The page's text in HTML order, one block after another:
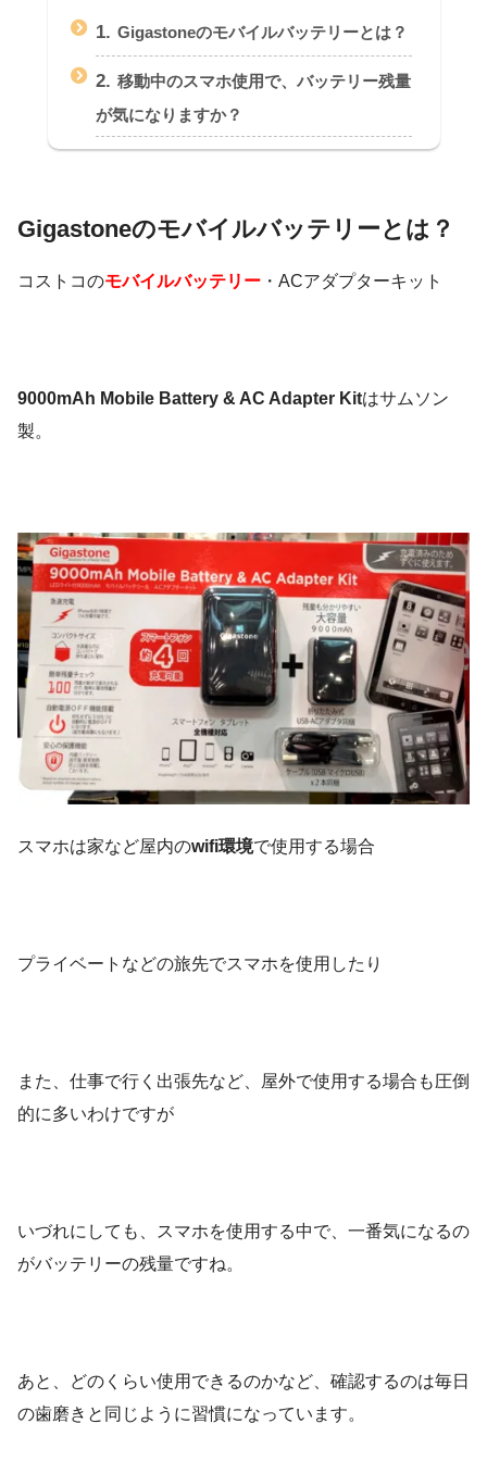
1. Gigastoneのモバイルバッテリーとは？
2. 移動中のスマホ使用で、バッテリー残量
が気になりますか？
Gigastoneのモバイルバッテリーとは？
コストコのモバイルバッテリー ・ACアダプターキット
9000mAh Mobile Battery & AC Adapter Kitはサムソン
製。
スマホは家など屋内のwifi環境で使用する場合
プライベートなどの旅先でスマホを使用したり
また、仕事で行く出張先など、屋外で使用する場合も圧倒
的に多いわけですが
いづれにしても、スマホを使用する中で、一番気になるの
がバッテリーの残量ですね。
あと、どのくらい使用できるのかなど、確認するのは毎日
の歯磨きと同じように習慣になっています。